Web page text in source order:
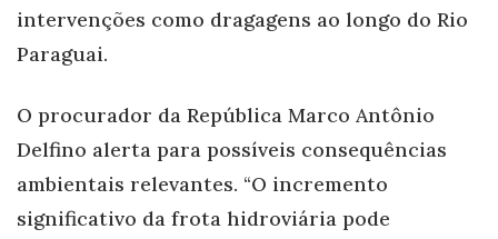
intervenções como dragagens ao longo do Rio
Paraguai.
O procurador da República Marco Antônio
Delfino alerta para possíveis consequências
ambientais relevantes. “O incremento
significativo da frota hidroviária pode